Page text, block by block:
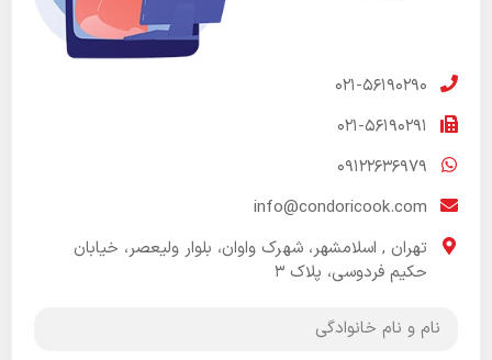
۰۲۱-۵۶۱۹۰۲۹۰
۰۲۱-۵۶۱۹۰۲۹۱
۰۹۱۲۲۶۳۶۹۷۹
info@condoricook.com
تهران , اسلامشهر، شهرک واوان، بلوار ولیعصر، خیابان
حکیم فردوسی، پلاک ۳